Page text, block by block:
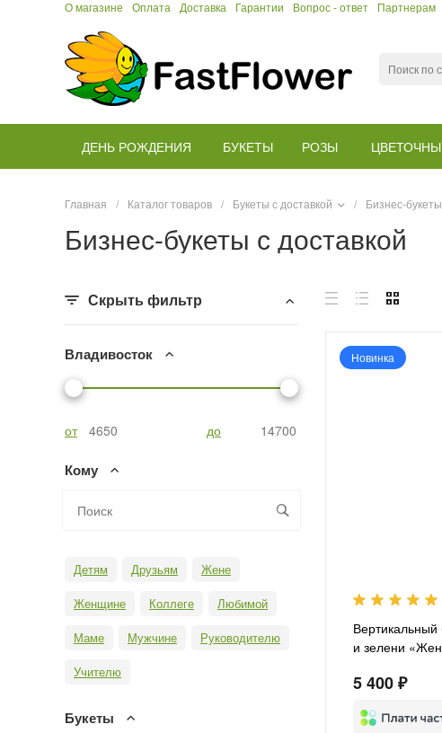
О магазине Оплата Доставка Гарантии Вопрос - ответ Партнерам
ДЕНЬ РОЖДЕНИЯ БУКЕТЫ РОЗЫ
Главная / Каталог товаров / Букеты с доставкой / Бизнес-
Бизнес-букеты с доставкой
Скрыть фильтр
Владивосток
от до
Кому
Детям Друзьям
Жене
Женщине
Коллеге
Любимой
Маме
Мужчине
Руководителю
Учителю
Букеты
Новинка
Вертикальный
и зелени
5 400 ₽